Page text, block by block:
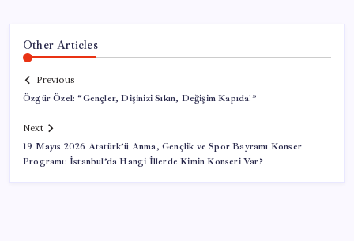
Other Articles
Previous
Özgür Özel: “Gençler, Dişinizi Sıkın, Değişim Kapıda!”
Next
19 Mayıs 2026 Atatürk’ü Anma, Gençlik ve Spor Bayramı Konser
Programı: İstanbul’da Hangi İllerde Kimin Konseri Var?